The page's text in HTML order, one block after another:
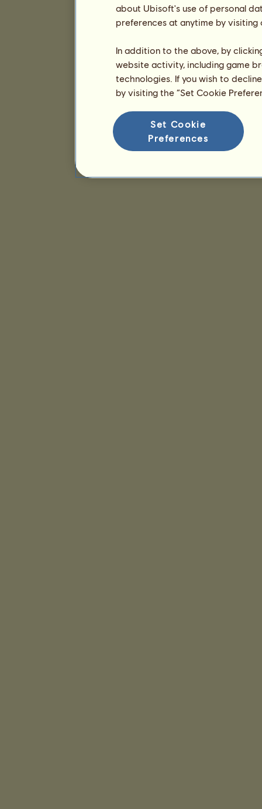
about Ubisoft's use of personal
preferences at anytime by
In addition to the above, by
website activity, including game
technologies. If you wish to
by visiting the “Set Cookie
Set Cookie
Preferences